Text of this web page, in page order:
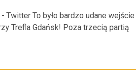
Twitter To było bardzo udane wejście
Trefla Gdańsk! Poza trzecią partią